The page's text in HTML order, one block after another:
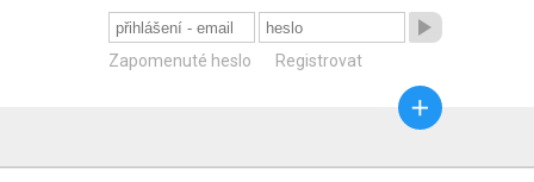

Zapomenuté heslo Registrovat
